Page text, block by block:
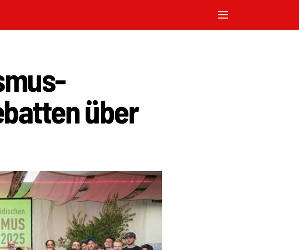
über